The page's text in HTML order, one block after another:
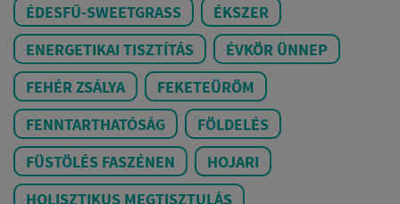
ÉDESFŰ-SWEETGRASS
ÉKSZER
ENERGETIKAI TISZTÍTÁS
ÉVKÖR ÜNNEP
FEHÉR ZSÁLYA
FEKETEÜRÖM
FENNTARTHATÓSÁG
FÖLDELÉS
FÜSTÖLÉS FASZÉNEN
HOJARI
HOLISZTIKUS MEGTISZTULÁS